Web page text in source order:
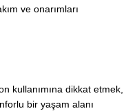
ve onarımları
kullanımına dikkat etmek,
bir yaşam alanı